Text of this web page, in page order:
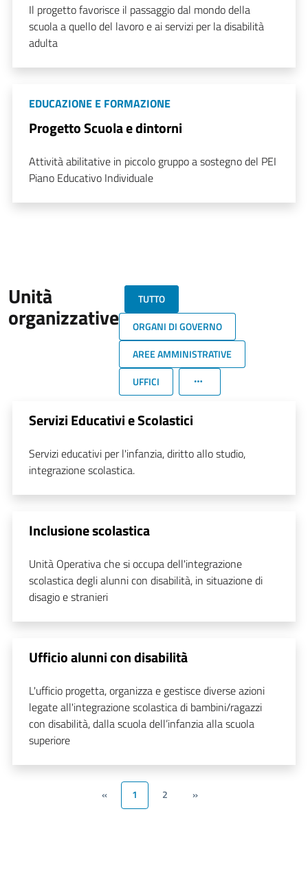
Il progetto favorisce il passaggio dal mondo della
scuola a quello del lavoro e ai servizi per la disabilità
adulta
EDUCAZIONE E FORMAZIONE
Progetto Scuola e dintorni
Attività abilitative in piccolo gruppo a sostegno del PEI
Piano Educativo Individuale
Unità
organizzative
TUTTO
ORGANI DI GOVERNO
AREE AMMINISTRATIVE
UFFICI
Servizi Educativi e Scolastici
Servizi educativi per l'infanzia, diritto allo studio,
integrazione scolastica.
Inclusione scolastica
Unità Operativa che si occupa dell'integrazione
scolastica degli alunni con disabilità, in situazione di
disagio e stranieri
Ufficio alunni con disabilità
L'ufficio progetta, organizza e gestisce diverse azioni
legate all'integrazione scolastica di bambini/ragazzi
con disabilità, dalla scuola dell’infanzia alla scuola
superiore
« 1 2 »